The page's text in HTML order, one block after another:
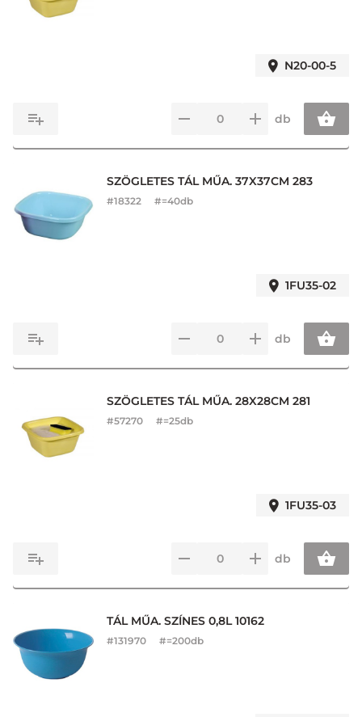
N20-00-5
db
SZÖGLETES TÁL MŰA. 37X37CM 283
#18322 #=40db
1FU35-02
db
SZÖGLETES TÁL MŰA. 28X28CM 281
#57270 #=25db
1FU35-03
db
TÁL MŰA. SZÍNES 0,8L 10162
#131970 #=200db